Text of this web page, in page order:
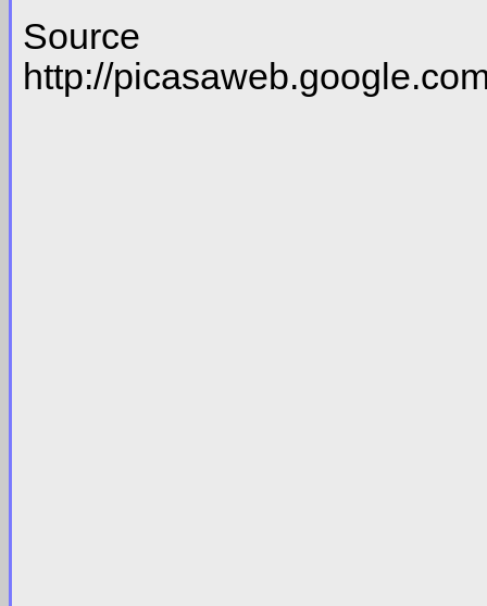
http://